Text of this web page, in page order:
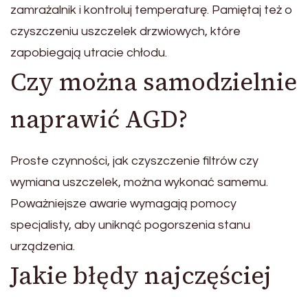
zamrażalnik i kontroluj temperaturę. Pamiętaj też o
czyszczeniu uszczelek drzwiowych, które
zapobiegają utracie chłodu.
Czy można samodzielnie
naprawić AGD?
Proste czynności, jak czyszczenie filtrów czy
wymiana uszczelek, można wykonać samemu.
Poważniejsze awarie wymagają pomocy
specjalisty, aby uniknąć pogorszenia stanu
urządzenia.
Jakie błędy najczęściej